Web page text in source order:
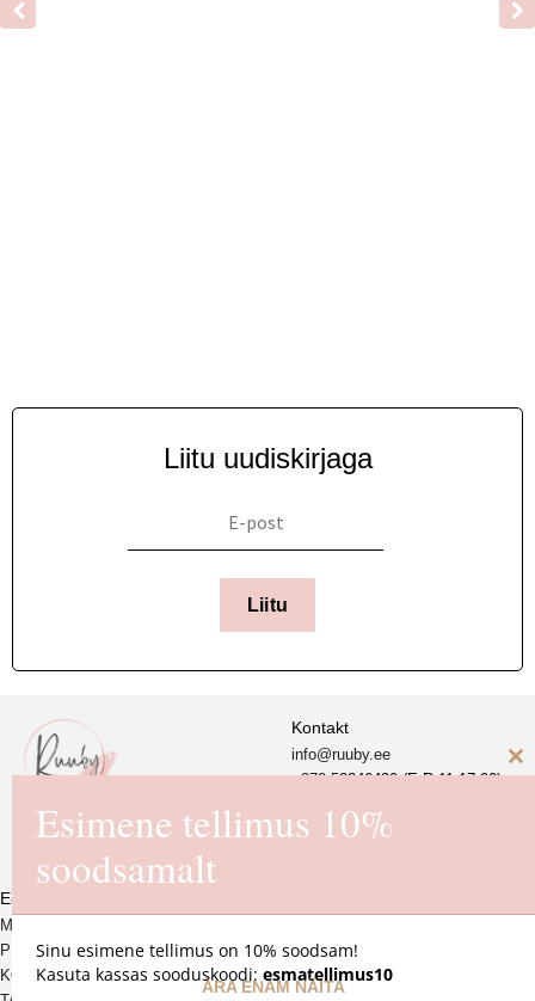
Liitu uudiskirjaga
Liitu
Ruuby Disain OÜ
Reg. nr. 16725550
Kontakt
info@ruuby.ee
+372 58846430 (E-R 11-17.00)
E-pood
MÜÜGITINGIMUSED
PRIVAATSUSPOLIITIKA
KOHALETOIMETAMINE JA
Esimene tellimus 10%
soodsamalt
Sinu esimene tellimus on 10% soodsam!
Kasuta kassas sooduskoodi: esmatellimus10
ÄRA ENAM NÄITA